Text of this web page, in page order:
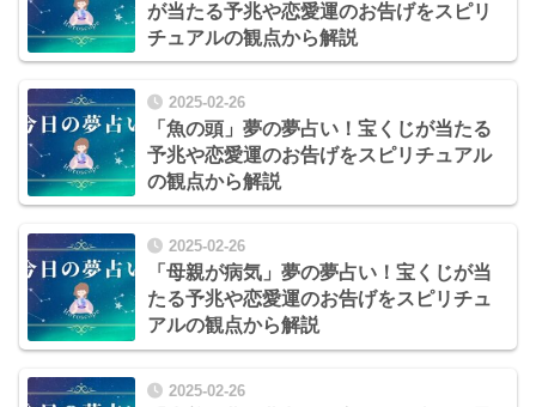
が当たる予兆や恋愛運のお告げをスピリ
チュアルの観点から解説
2025-02-26
「魚の頭」夢の夢占い！宝くじが当たる
予兆や恋愛運のお告げをスピリチュアル
の観点から解説
2025-02-26
「母親が病気」夢の夢占い！宝くじが当
たる予兆や恋愛運のお告げをスピリチュ
アルの観点から解説
2025-02-26